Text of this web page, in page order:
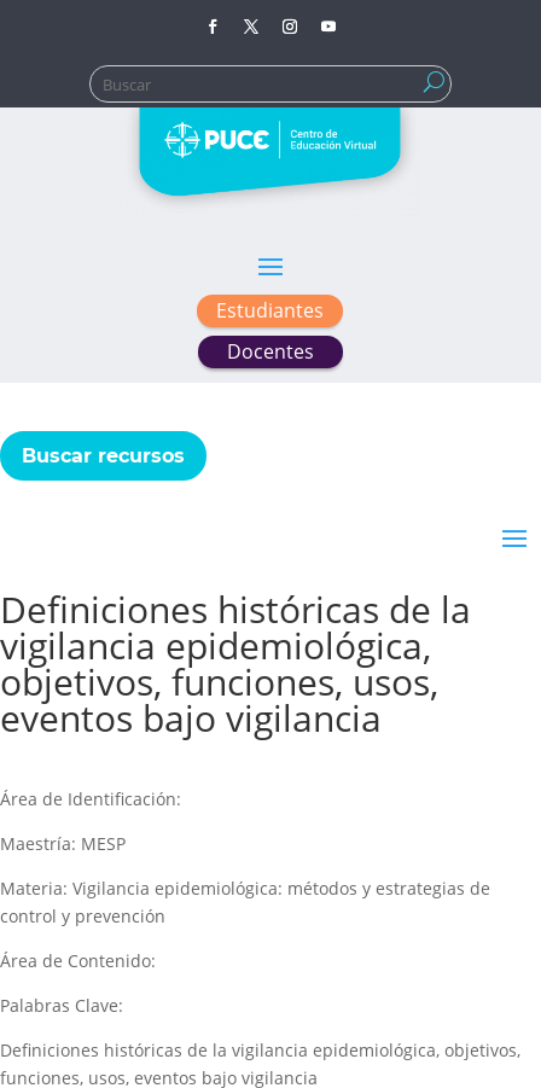
Buscar:
Estudiantes
Docentes
Buscar recursos
Definiciones históricas de la
vigilancia epidemiológica,
objetivos, funciones, usos,
eventos bajo vigilancia
Área de Identificación:
Maestría: MESP
Materia: Vigilancia epidemiológica: métodos y estrategias de
control y prevención
Área de Contenido:
Palabras Clave:
Definiciones históricas de la vigilancia epidemiológica, objetivos,
funciones, usos, eventos bajo vigilancia